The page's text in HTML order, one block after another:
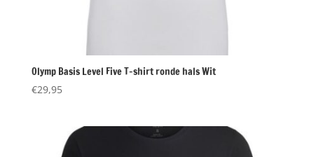
Olymp Basis Level Five T-shirt ronde hals Wit
€29,95